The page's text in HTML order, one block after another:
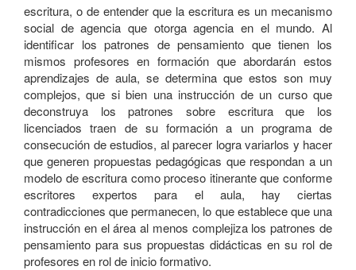
escritura, o de entender que la escritura es un mecanismo
social de agencia que otorga agencia en el mundo. Al
identificar los patrones de pensamiento que tienen los
mismos profesores en formación que abordarán estos
aprendizajes de aula, se determina que estos son muy
complejos, que si bien una instrucción de un curso que
deconstruya los patrones sobre escritura que los
licenciados traen de su formación a un programa de
consecución de estudios, al parecer logra variarlos y hacer
que generen propuestas pedagógicas que respondan a un
modelo de escritura como proceso itinerante que conforme
escritores expertos para el aula, hay ciertas
contradicciones que permanecen, lo que establece que una
instrucción en el área al menos complejiza los patrones de
pensamiento para sus propuestas didácticas en su rol de
profesores en rol de inicio formativo.